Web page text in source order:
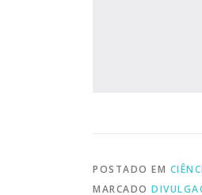
POSTADO EM
MARCADO